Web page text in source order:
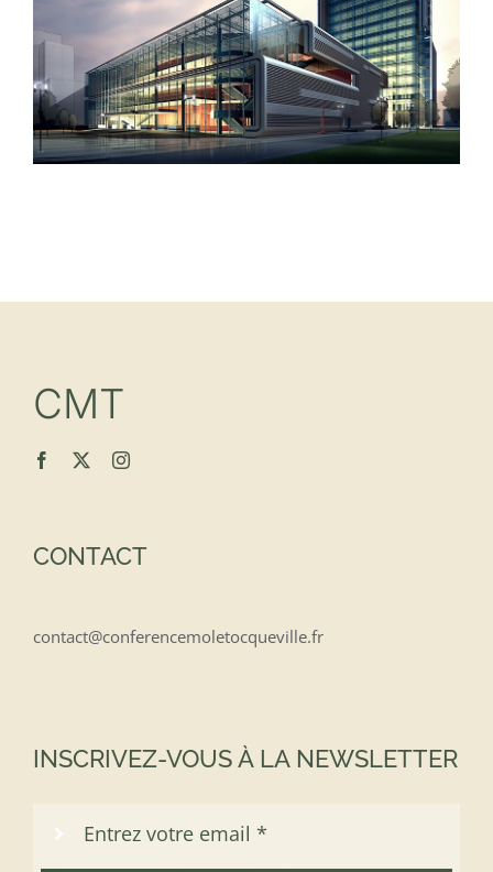
West Shinjuku
CMT
CONTACT
contact@conferencemoletocqueville.fr
INSCRIVEZ-VOUS À LA NEWSLETTER